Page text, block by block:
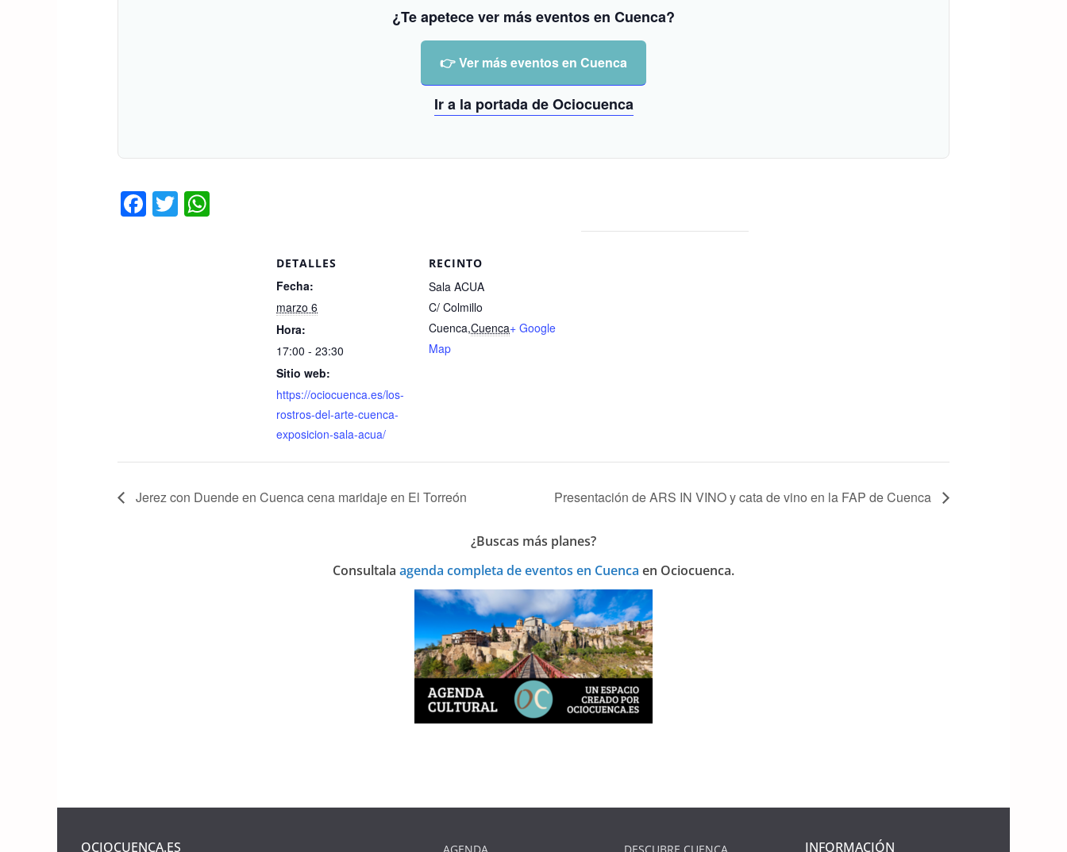
¿Te apetece ver más eventos en Cuenca?
👉 Ver más eventos en Cuenca
Ir a la portada de Ociocuenca
F
a
T
wi
DETALLES
Fecha:
marzo 6
Hora:
17:00 - 23:30
Sitio web:
https://ociocuenca.es/los-
rostros-del-arte-cuenca-
exposicion-sala-acua/
RECINTO
Sala ACUA
C/ Colmillo
Cuenca,Cuenca+ Google
Map
Jerez con Duende en Cuenca cena maridaje en El Torreón Presentación de ARS IN VINO y cata de vino en la FAP de Cuenca
¿Buscas más planes?
Consultala agenda completa de eventos en Cuenca en Ociocuenca.
OCIOCUENCA.ES INFORMACIÓN